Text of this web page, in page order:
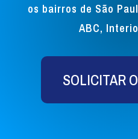
os bairros de São
ABC,
SOLICITAR